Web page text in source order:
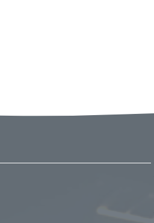
und
(nach DIN EN 1717)
58080201